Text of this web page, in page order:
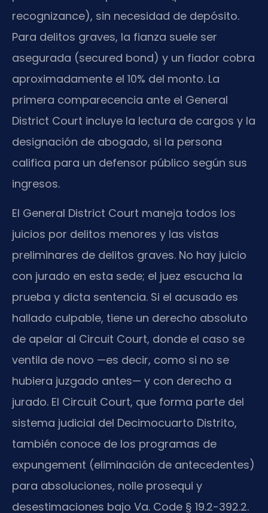
recognizance), sin necesidad de depósito.
Para delitos graves, la fianza suele ser
asegurada (secured bond) y un fiador cobra
aproximadamente el 10% del monto. La
primera comparecencia ante el General
District Court incluye la lectura de cargos y la
designación de abogado, si la persona
califica para un defensor público según sus
ingresos.
El General District Court maneja todos los
juicios por delitos menores y las vistas
preliminares de delitos graves. No hay juicio
con jurado en esta sede; el juez escucha la
prueba y dicta sentencia. Si el acusado es
hallado culpable, tiene un derecho absoluto
de apelar al Circuit Court, donde el caso se
ventila de novo —es decir, como si no se
hubiera juzgado antes— y con derecho a
jurado. El Circuit Court, que forma parte del
sistema judicial del Decimocuarto Distrito,
también conoce de los programas de
expungement (eliminación de antecedentes)
para absoluciones, nolle prosequi y
desestimaciones bajo Va. Code § 19.2-392.2.